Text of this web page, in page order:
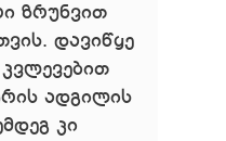
ზრუნვით
დავიწყე
ადგილის
კი